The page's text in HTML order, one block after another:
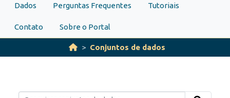
Dados Perguntas Frequentes Tutoriais
Contato Sobre o Portal
Conjuntos de dados